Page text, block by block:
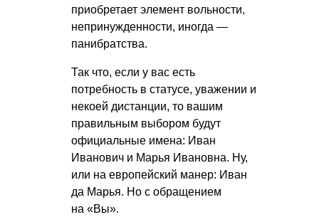
приобретает элемент вольности,
непринужденности, иногда —
панибратства.
Так что, если у вас есть
потребность в статусе, уважении и
некоей дистанции, то вашим
правильным выбором будут
официальные имена: Иван
Иванович и Марья Ивановна. Ну,
или на европейский манер: Иван
да Марья. Но с обращением
на «Вы».